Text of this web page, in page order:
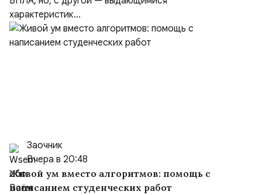
характеристик...
Заочник
Вчера в 20:48
Живой ум вместо алгоритмов: помощь с
написанием студенческих работ